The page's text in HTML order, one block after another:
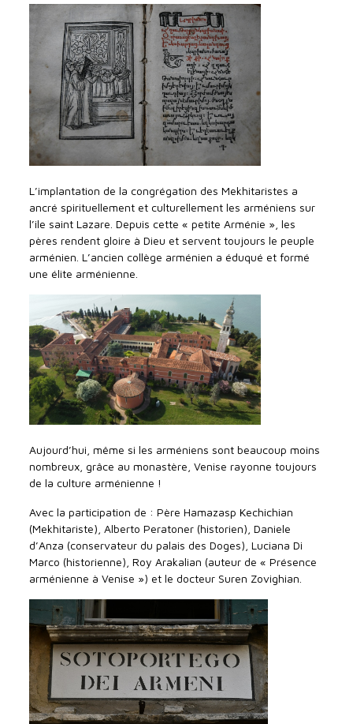
L’implantation de la congrégation des Mekhitaristes a
ancré spirituellement et culturellement les arméniens sur
l’ile saint Lazare. Depuis cette « petite Arménie », les
pères rendent gloire à Dieu et servent toujours le peuple
arménien. L’ancien collège arménien a éduqué et formé
une élite arménienne.
Aujourd’hui, même si les arméniens sont beaucoup moins
nombreux, grâce au monastère, Venise rayonne toujours
de la culture arménienne !
Avec la participation de : Père Hamazasp Kechichian
(Mekhitariste), Alberto Peratoner (historien), Daniele
d’Anza (conservateur du palais des Doges), Luciana Di
Marco (historienne), Roy Arakalian (auteur de « Présence
arménienne à Venise ») et le docteur Suren Zovighian.